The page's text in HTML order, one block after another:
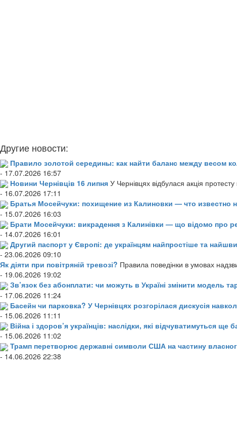
Другие новости:
Правило золотой середины: как найти баланс между весом
- 17.07.2026 16:57
Новини Чернівців 16 липня У Чернівцях відбулася акція
- 16.07.2026 17:11
Братья Мосейчуки: похищение из Калиновки — что известно
- 15.07.2026 16:03
Брати Мосейчуки: викрадення з Калинівки — що відомо про
- 14.07.2026 16:01
Другий паспорт у Європі: де українцям найпростіше та
- 23.06.2026 09:10
Як діяти при повітряній тревозі? Правила поведінки в умовах
- 19.06.2026 19:02
Зв’язок без абонплати: чи можуть в Україні змінити модель
- 17.06.2026 11:24
Басейн чи парковка? У Чернівцях розгорілася дискусія
- 15.06.2026 11:11
Війна і здоров’я українців: наслідки, які відчуватимуться ще
- 15.06.2026 11:02
Трамп перетворює державні символи США на частину
- 14.06.2026 22:38